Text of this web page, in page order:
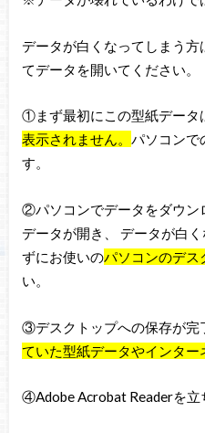
データが白くなってしまう
てデータを開いてください。
①まず最初にこの型紙データ
表示されません。 パソコンで
す。
②パソコンでデータをダウン
データが開き、 データが白
ずにお使いのパソコンのデス
い。
③デスクトップへの保存が完
ていた型紙データやインター
④Adobe Acrobat Readerを立